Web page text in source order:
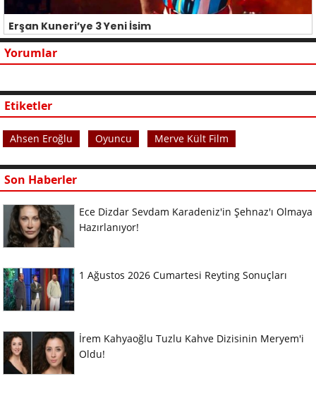
Erşan Kuneri’ye 3 Yeni İsim
Yorumlar
Etiketler
Ahsen Eroğlu Oyuncu Merve Kült Film
Son Haberler
Ece Dizdar Sevdam Karadeniz'in Şehnaz'ı Olmaya
Hazırlanıyor!
1 Ağustos 2026 Cumartesi Reyting Sonuçları
İrem Kahyaoğlu Tuzlu Kahve Dizisinin Meryem'i
Oldu!